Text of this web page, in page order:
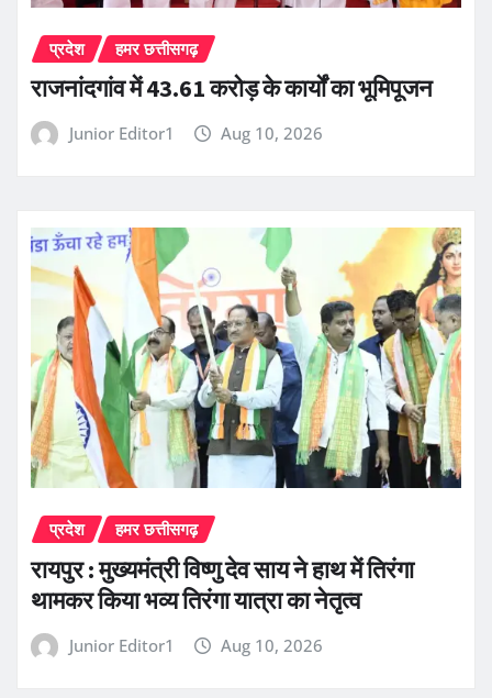
प्रदेश हमर छत्तीसगढ़
राजनांदगांव में 43.61 करोड़ के कार्यों का भूमिपूजन
Junior Editor1 Aug 10, 2026
प्रदेश हमर छत्तीसगढ़
रायपुर : मुख्यमंत्री विष्णु देव साय ने हाथ में तिरंगा
थामकर किया भव्य तिरंगा यात्रा का नेतृत्व
Junior Editor1 Aug 10, 2026